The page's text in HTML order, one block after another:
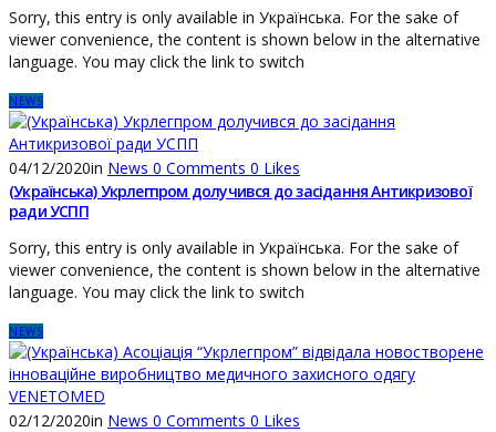
Sorry, this entry is only available in Українська. For the sake of
viewer convenience, the content is shown below in the alternative
language. You may click the link to switch
NEWS
04/12/2020in News 0 Comments 0 Likes
(Українська) Укрлегпром долучився до засідання Антикризової
ради УСПП
Sorry, this entry is only available in Українська. For the sake of
viewer convenience, the content is shown below in the alternative
language. You may click the link to switch
NEWS
02/12/2020in News 0 Comments 0 Likes